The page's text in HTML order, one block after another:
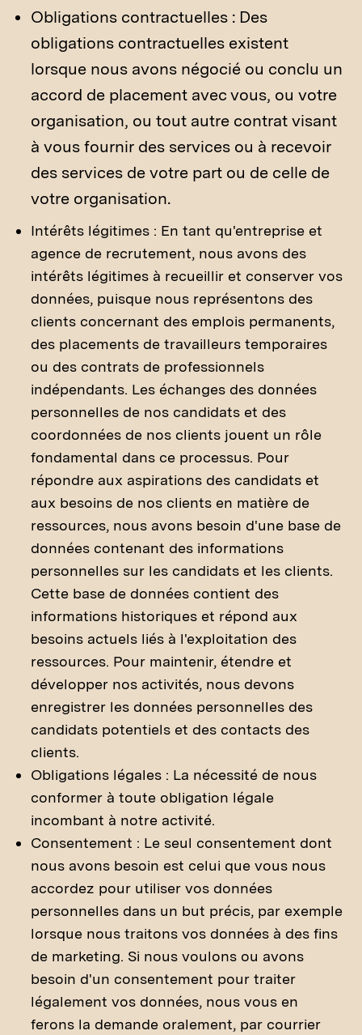
Obligations contractuelles : Des
obligations contractuelles existent
lorsque nous avons négocié ou conclu un
accord de placement avec vous, ou votre
organisation, ou tout autre contrat visant
à vous fournir des services ou à recevoir
des services de votre part ou de celle de
votre organisation.
Intérêts légitimes : En tant qu'entreprise et
agence de recrutement, nous avons des
intérêts légitimes à recueillir et conserver vos
données, puisque nous représentons des
clients concernant des emplois permanents,
des placements de travailleurs temporaires
ou des contrats de professionnels
indépendants. Les échanges des données
personnelles de nos candidats et des
coordonnées de nos clients jouent un rôle
fondamental dans ce processus. Pour
répondre aux aspirations des candidats et
aux besoins de nos clients en matière de
ressources, nous avons besoin d'une base de
données contenant des informations
personnelles sur les candidats et les clients.
Cette base de données contient des
informations historiques et répond aux
besoins actuels liés à l'exploitation des
ressources. Pour maintenir, étendre et
développer nos activités, nous devons
enregistrer les données personnelles des
candidats potentiels et des contacts des
clients.
Obligations légales : La nécessité de nous
conformer à toute obligation légale
incombant à notre activité.
Consentement : Le seul consentement dont
nous avons besoin est celui que vous nous
accordez pour utiliser vos données
personnelles dans un but précis, par exemple
lorsque nous traitons vos données à des fins
de marketing. Si nous voulons ou avons
besoin d'un consentement pour traiter
légalement vos données, nous vous en
ferons la demande oralement, par courrier